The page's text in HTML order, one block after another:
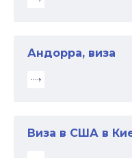
Андорра, виза
Виза в США в